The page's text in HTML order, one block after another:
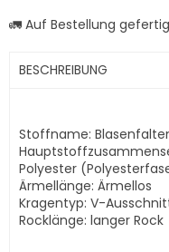
🚛 Auf Bestellung
BESCHREIBUNG
Stoffname:
Polyester
Ärmellänge: Ärmellos
Kragentyp: V-
Rocklänge: langer Rock